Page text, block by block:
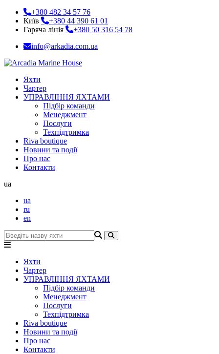
+380 482 34 57 76
Київ
+380 44 390 61 01
Гаряча лінія
+380 50 316 54 78
info@arkadia.com.ua
Яхти
Чартер
УПРАВЛІННЯ ЯХТАМИ
Підбір команди
Менеджмент
Послуги
Техпідтримка
Riva boutique
Новини та події
Про нас
Контакти
ua
ua
ru
en
Яхти
Чартер
УПРАВЛІННЯ ЯХТАМИ
Підбір команди
Менеджмент
Послуги
Техпідтримка
Riva boutique
Новини та події
Про нас
Контакти